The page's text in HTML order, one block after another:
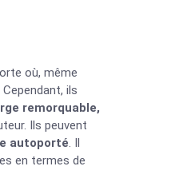
où, même
ils
remorquable,
Ils peuvent
autoporté. Il
en termes de